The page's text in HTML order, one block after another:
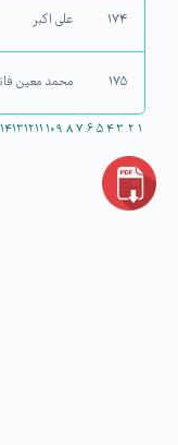
۱۷۴ علی اکبر
۱۷۵ محمد معین
۱ ۲ ۳۴ ۵ ۶ ۷ ۸ ۹۱۰۱۱۱۲۱۳۱۴